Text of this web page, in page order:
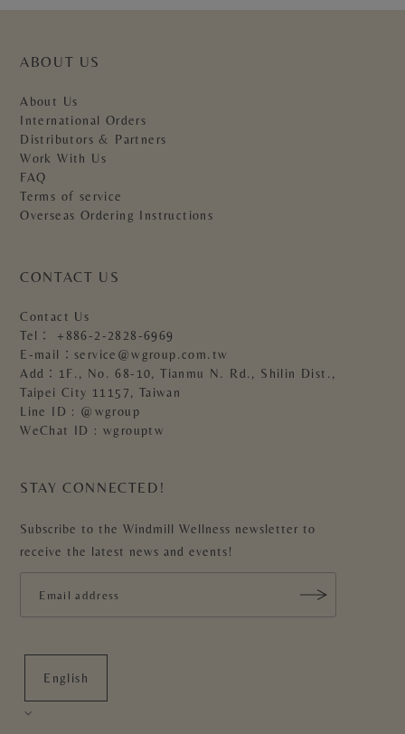
ABOUT US
About Us
International Orders
Distributors & Partners
Work With Us
FAQ
Terms of service
Overseas Ordering Instructions
CONTACT US
Contact Us
Tel：
+886-2-2828-6969
E-mail：service@wgroup.com.tw
Add：1F., No. 68-10, Tianmu N. Rd., Shilin Dist.,
Taipei City 11157, Taiwan
Line ID : @wgroup
WeChat ID : wgrouptw
STAY CONNECTED!
Subscribe to the Windmill Wellness newsletter to
receive the latest news and events!
English